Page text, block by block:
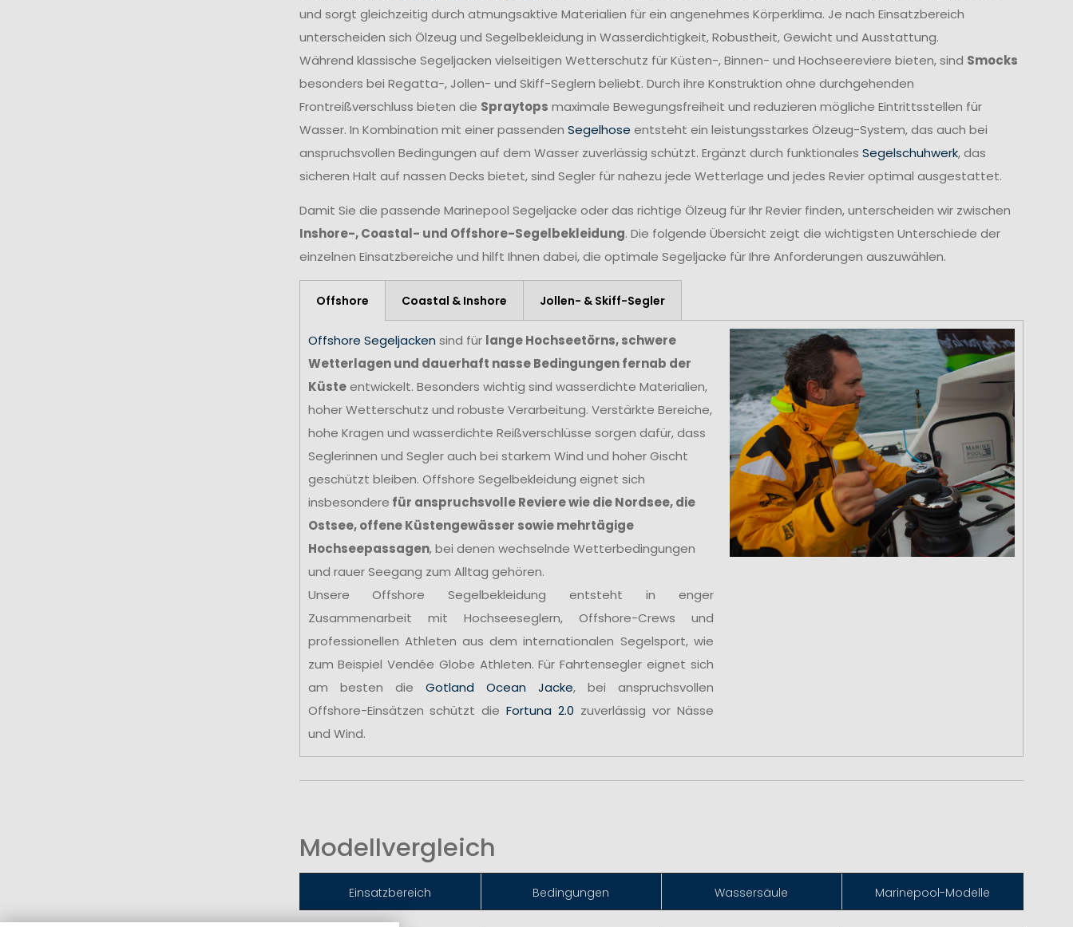
und sorgt gleichzeitig durch atmungsaktive Materialien für ein angenehmes Körperklima. Je nach Einsatzbereich
unterscheiden sich Ölzeug und Segelbekleidung in Wasserdichtigkeit, Robustheit, Gewicht und Ausstattung.
Während klassische Segeljacken vielseitigen Wetterschutz für Küsten-, Binnen- und Hochseereviere bieten, sind Smocks
besonders bei Regatta-, Jollen- und Skiff-Seglern beliebt. Durch ihre Konstruktion ohne durchgehenden
Frontreißverschluss bieten die Spraytops maximale Bewegungsfreiheit und reduzieren mögliche Eintrittsstellen für
Wasser. In Kombination mit einer passenden Segelhose entsteht ein leistungsstarkes Ölzeug-System, das auch bei
anspruchsvollen Bedingungen auf dem Wasser zuverlässig schützt. Ergänzt durch funktionales Segelschuhwerk, das
sicheren Halt auf nassen Decks bietet, sind Segler für nahezu jede Wetterlage und jedes Revier optimal ausgestattet.
Damit Sie die passende Marinepool Segeljacke oder das richtige Ölzeug für Ihr Revier finden, unterscheiden wir zwischen
Inshore-, Coastal- und Offshore-Segelbekleidung. Die folgende Übersicht zeigt die wichtigsten Unterschiede der
einzelnen Einsatzbereiche und hilft Ihnen dabei, die optimale Segeljacke für Ihre Anforderungen auszuwählen.
Offshore Coastal & Inshore Jollen- & Skiff-Segler
Offshore Segeljacken sind für lange Hochseetörns, schwere
Wetterlagen und dauerhaft nasse Bedingungen fernab der
Küsteentwickelt. Besonders wichtig sind wasserdichte Materialien,
hoher Wetterschutz und robuste Verarbeitung. Verstärkte Bereiche,
hohe Kragen und wasserdichte Reißverschlüsse sorgen dafür, dass
Seglerinnen und Segler auch bei starkem Wind und hoher Gischt
geschützt bleiben. Offshore Segelbekleidung eignet sich
insbesondere für anspruchsvolle Reviere wie die Nordsee, die
Ostsee, offene Küstengewässer sowie mehrtägige
Hochseepassagen, bei denen wechselnde Wetterbedingungen
und rauer Seegang zum Alltag gehören.
Unsere Offshore Segelbekleidung entsteht in enger
Zusammenarbeit mit Hochseeseglern, Offshore-Crews und
professionellen Athleten aus dem internationalen Segelsport, wie
zum Beispiel Vendée Globe Athleten. Für Fahrtensegler eignet sich
am besten die Gotland Ocean Jacke, bei anspruchsvollen
Offshore-Einsätzen schützt dieFortuna 2.0 zuverlässig vor Nässe
und Wind.
Modellvergleich
Einsatzbereich Bedingungen Wassersäule Marinepool-Modelle